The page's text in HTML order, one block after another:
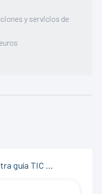
y servicios de
guía TIC …